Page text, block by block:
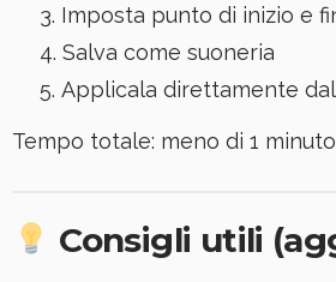
Imposta punto di inizio e
Salva come suoneria
Applicala direttamente
Tempo totale: meno di 1 minuto
Consigli utili